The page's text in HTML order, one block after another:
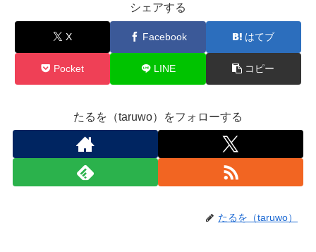
シェアする
X Facebook はてブ
Pocket LINE コピー
たるを（taruwo）をフォローする
たるを（taruwo）